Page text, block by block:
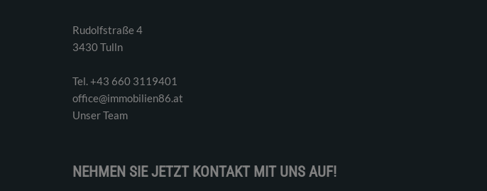
Rudolfstraße 4
3430 Tulln
Tel. ‭+43 660 3119401‬
office@immobilien86.at
Unser Team
NEHMEN SIE JETZT KONTAKT MIT UNS AUF!